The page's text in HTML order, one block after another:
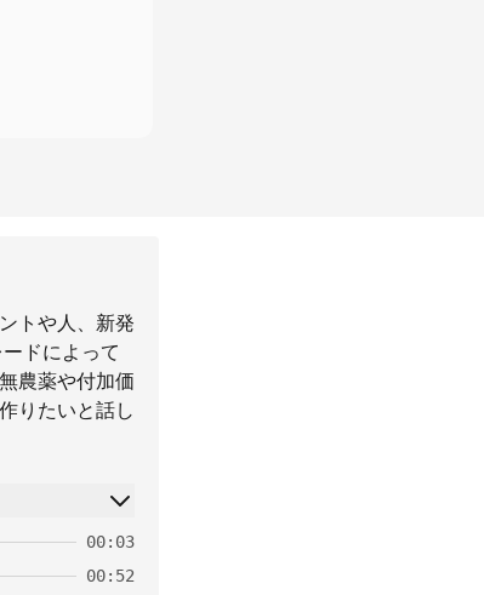
トや人、新発
ドによって
農薬や付加価
りたいと話し
00:03
00:52